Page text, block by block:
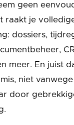
geen
raakt je
dossiers,
meer. En juist
niet
door